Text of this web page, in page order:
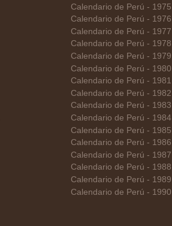
Calendario de Perú - 1975
Calendario de Perú - 1976
Calendario de Perú - 1977
Calendario de Perú - 1978
Calendario de Perú - 1979
Calendario de Perú - 1980
Calendario de Perú - 1981
Calendario de Perú - 1982
Calendario de Perú - 1983
Calendario de Perú - 1984
Calendario de Perú - 1985
Calendario de Perú - 1986
Calendario de Perú - 1987
Calendario de Perú - 1988
Calendario de Perú - 1989
Calendario de Perú - 1990